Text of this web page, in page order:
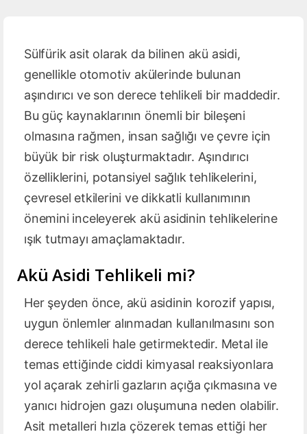
Sülfürik asit olarak da bilinen akü asidi,
genellikle otomotiv akülerinde bulunan
aşındırıcı ve son derece tehlikeli bir maddedir.
Bu güç kaynaklarının önemli bir bileşeni
olmasına rağmen, insan sağlığı ve çevre için
büyük bir risk oluşturmaktadır. Aşındırıcı
özelliklerini, potansiyel sağlık tehlikelerini,
çevresel etkilerini ve dikkatli kullanımının
önemini inceleyerek akü asidinin tehlikelerine
ışık tutmayı amaçlamaktadır.
Akü Asidi Tehlikeli mi?
Her şeyden önce, akü asidinin korozif yapısı,
uygun önlemler alınmadan kullanılmasını son
derece tehlikeli hale getirmektedir. Metal ile
temas ettiğinde ciddi kimyasal reaksiyonlara
yol açarak zehirli gazların açığa çıkmasına ve
yanıcı hidrojen gazı oluşumuna neden olabilir.
Asit metalleri hızla çözerek temas ettiği her